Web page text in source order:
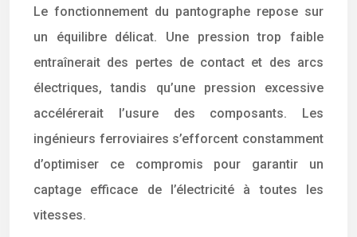
Le fonctionnement du pantographe repose sur
un équilibre délicat. Une pression trop faible
entraînerait des pertes de contact et des arcs
électriques, tandis qu’une pression excessive
accélérerait l’usure des composants. Les
ingénieurs ferroviaires s’efforcent constamment
d’optimiser ce compromis pour garantir un
captage efficace de l’électricité à toutes les
vitesses.